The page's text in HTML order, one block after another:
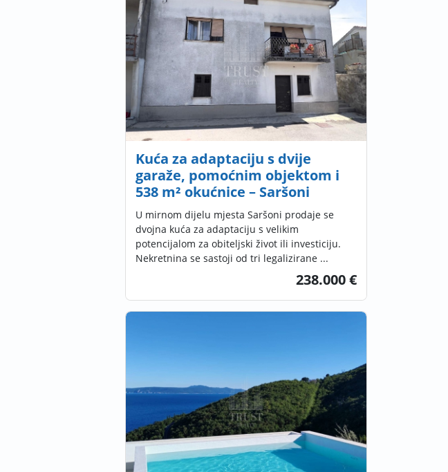
Kuća za adaptaciju s dvije
garaže, pomoćnim objektom i
538 m² okućnice – Saršoni
U mirnom dijelu mjesta Saršoni prodaje se
dvojna kuća za adaptaciju s velikim
potencijalom za obiteljski život ili investiciju.
Nekretnina se sastoji od tri legalizirane ...
238.000 €